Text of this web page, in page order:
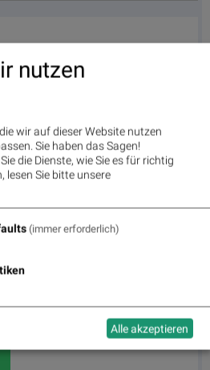
Mit 9.526 Mitarbeitern entwickelt und
an sechs Produktionsstandorten in
China und Korea und ist mit einem
in Europa, Asien und Nordamerika
06/17)
Partner aufboerse-
Börse-Infos garantiert.
nutzen
wir auf dieser Website nutzen
Sie haben das Sagen!
die Dienste, wie Sie es für richtig
lesen Sie bitte unsere
(immer erforderlich)
Alle akzeptieren